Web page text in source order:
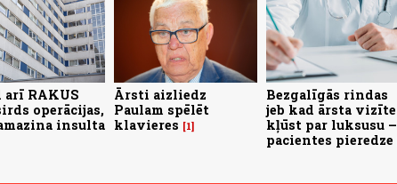
arī RAKUS
operācijas,
insulta
Ārsti aizliedz
Paulam spēlēt
klavieres
1
Bezgalīgās rindas
jeb kad ārsta vizīte
kļūst par luksusu –
pacientes pieredze